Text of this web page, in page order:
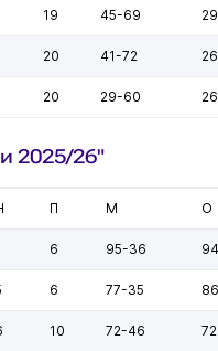
19 45-69 29
20 41-72 26
20 29-60 26
2025/26"
П М О
6 95-36 94
6 77-35 86
10 72-46 72